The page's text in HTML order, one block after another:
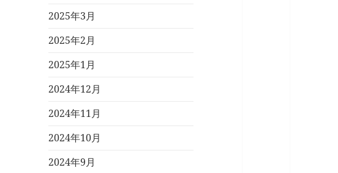
2025年3月
2025年2月
2025年1月
2024年12月
2024年11月
2024年10月
2024年9月